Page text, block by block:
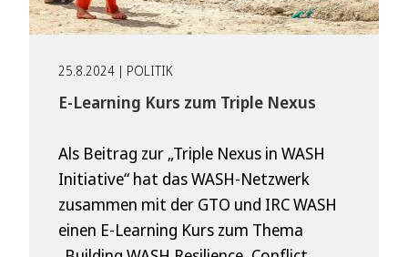
25.8.2024 | POLITIK
E-Learning Kurs zum Triple Nexus
Als Beitrag zur „Triple Nexus in WASH
Initiative“ hat das WASH-Netzwerk
zusammen mit der GTO und IRC WASH
einen E-Learning Kurs zum Thema